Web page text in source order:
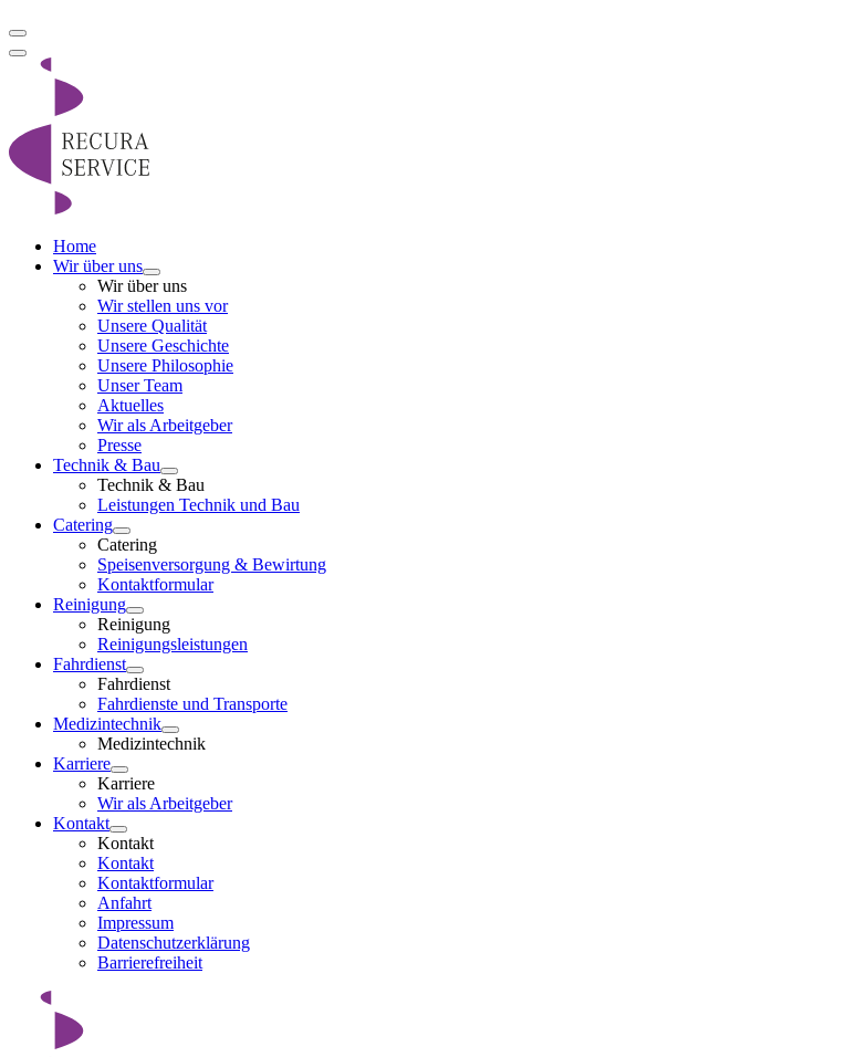
Home
Wir über uns
Wir über uns
Wir stellen uns vor
Unsere Qualität
Unsere Geschichte
Unsere Philosophie
Unser Team
Aktuelles
Wir als Arbeitgeber
Presse
Technik & Bau
Technik & Bau
Leistungen Technik und Bau
Catering
Catering
Speisenversorgung & Bewirtung
Kontaktformular
Reinigung
Reinigung
Reinigungsleistungen
Fahrdienst
Fahrdienst
Fahrdienste und Transporte
Medizintechnik
Medizintechnik
Karriere
Karriere
Wir als Arbeitgeber
Kontakt
Kontakt
Kontakt
Kontaktformular
Anfahrt
Impressum
Datenschutzerklärung
Barrierefreiheit